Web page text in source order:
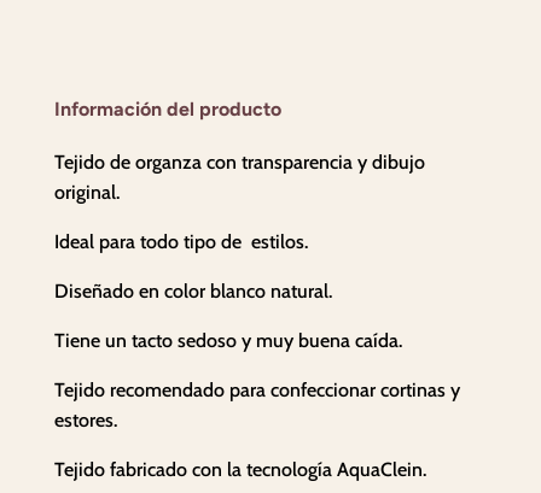
Información del producto
Tejido de organza con transparencia y dibujo
original.
Ideal para todo tipo de estilos.
Diseñado en color blanco natural.
Tiene un tacto sedoso y muy buena caída.
Tejido recomendado para confeccionar cortinas y
estores.
Tejido fabricado con la tecnología AquaClein.